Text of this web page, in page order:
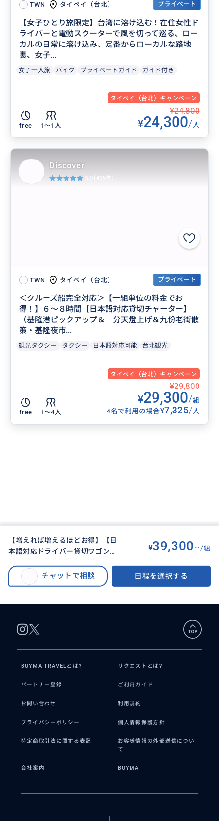
TWN タイペイ（台北） プライベート
【女子ひとり旅限定】台湾に溶け込む！在住女性ド
ライバーと電動スクーターで風を切って巡る、ロー
カルの日常に溶け込み、定番からローカルな路地
裏、女子...
女子一人旅 バイク プライベートガイド ガイド付き
タイペイ（台北）キャンペーン
free 1〜1人
¥24,800
¥24,300/人
TWN タイペイ（台北） プライベート
＜クルーズ船完全対応＞【一組単位の料金でお
得！】６〜８時間【日本語対応貸切チャーター】
（基隆港ピックアップ＆十分天燈上げ＆九份老街散
策・基隆夜市...
観光タクシー タクシー 日本語対応可能 台北観光
タイペイ（台北）キャンペーン
free 1〜4人
¥29,800
¥29,300/組
4名で利用の場合¥7,325/人
Discover
5.0 (435件)
【増えれば増えるほどお得】【日
本語対応ドライバー貸切ワゴンチ
ーズ船対応）ピックアップ＆台湾
観光と言えば外せない・見逃せな
¥39,300~/組
チャットで相談 日程を選択する
【増えるだけお得】【日本語対応ドライバー貸切ワゴンチャーター車プラ
ン】基隆発（クルーズ船対応）ピックアップ＆台湾観光と言えば外せない・
見逃せない十分天燈上げ＆九份老街を散策する６〜８時間プラン
BUYMA TRAVELとは? リクエストとは?
パートナー登録 ご利用ガイド
お問い合わせ 利用規約
プライバシーポリシー 個人情報保護方針
特定商取引法に関する表記
お客様情報の外部送信につい
て
会社案内 BUYMA